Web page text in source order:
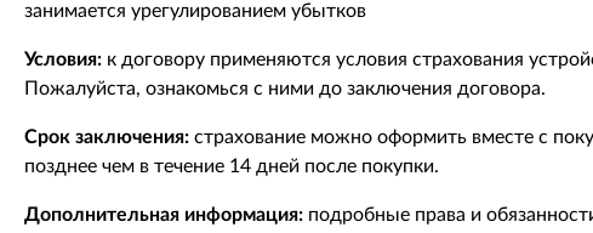
занимается урегулированием убытков
Условия: к договору применяются условия страхования
Пожалуйста, ознакомься с ними до заключения договора.
Срок заключения: страхование можно оформить вместе с
позднее чем в течение 14 дней после покупки.
Дополнительная информация: подробные права и